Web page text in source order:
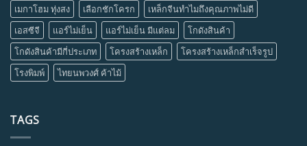
เมกาโฮม ทุ่งสง
เลือกชักโครก
เหล็กจีนทำไมถึงคุณภาพไม่ดี
เอสซีจี
แอร์ไม่เย็น แอร์ไม่เย็น มีแต่ลม
โกดังสินค้า
โกดังสินค้ามีกี่ประเภท
โครงสร้างเหล็ก
โครงสร้างเหล็กสำเร็จรูป
โรงพิมพ์
ไทยนพวงศ์ ค้าไม้
TAGS